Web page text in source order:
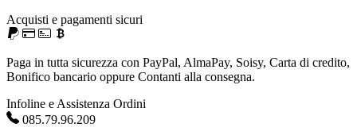
Acquisti e pagamenti sicuri
Paga in tutta sicurezza con PayPal, AlmaPay, Soisy, Carta di credito,
Bonifico bancario oppure Contanti alla consegna.
Infoline e Assistenza Ordini
085.79.96.209